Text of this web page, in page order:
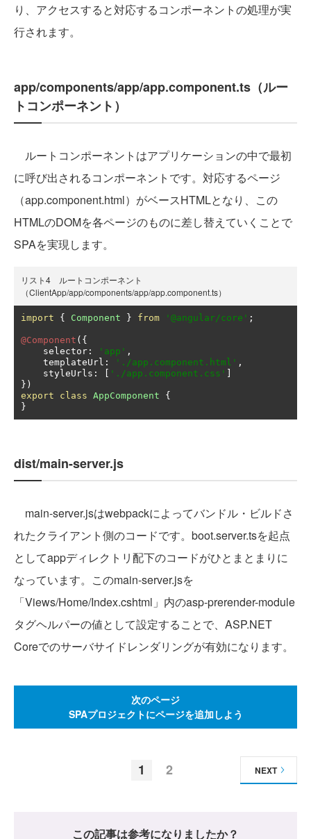
り、アクセスすると対応するコンポーネントの処理が実
行されます。
app/components/app/app.component.ts（ルー
トコンポーネント）
ルートコンポーネントはアプリケーションの中で最初
に呼び出されるコンポーネントです。対応するページ
（app.component.html）がベースHTMLとなり、この
HTMLのDOMを各ページのものに差し替えていくことで
SPAを実現します。
リスト4 ルートコンポーネント
（ClientApp/app/components/app/app.component.ts）
import { Component } from '@angular/core' ;
@Component ({
    selector
: 'app' ,
    templateUrl
: './app.component.html' ,
    styleUrls
: [ './app.component.css' ]
})
export
class AppComponent
{
}
dist/main-server.js
main-server.jsはwebpackによってバンドル・ビルドさ
れたクライアント側のコードです。boot.server.tsを起点
としてappディレクトリ配下のコードがひとまとまりに
なっています。このmain-server.jsを
「Views/Home/Index.cshtml」内のasp-prerender-module
タグヘルパーの値として設定することで、ASP.NET
Coreでのサーバサイドレンダリングが有効になります。
次のページ
SPAプロジェクトにページを追加しよう
1 2 NEXT
この記事は参考になりましたか？